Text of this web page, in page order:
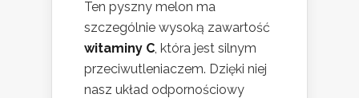
Ten pyszny melon ma
szczególnie wysoką zawartość
witaminy C, która jest silnym
przeciwutleniaczem. Dzięki niej
nasz układ odpornościowy